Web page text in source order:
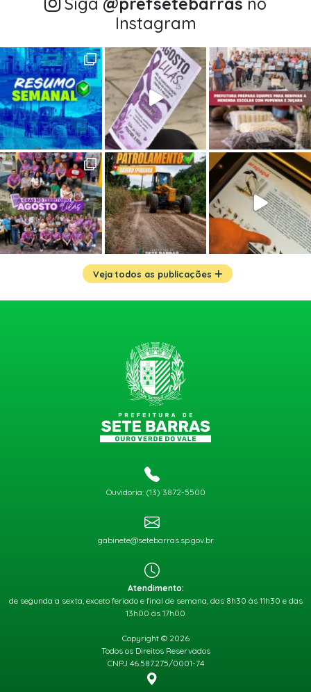
Instagram
Veja todos as publicações
Ouvidoria: (13) 3872-5500
gabinete@setebarras.sp.gov.br
Atendimento:
de segunda a sexta, exceto feriado e final de semana, das 8h30 às 11h30 e das
13h00 às 17h00
Copyright © 2026
Todos os Direitos Reservados
CNPJ 46.587.275/0001-74